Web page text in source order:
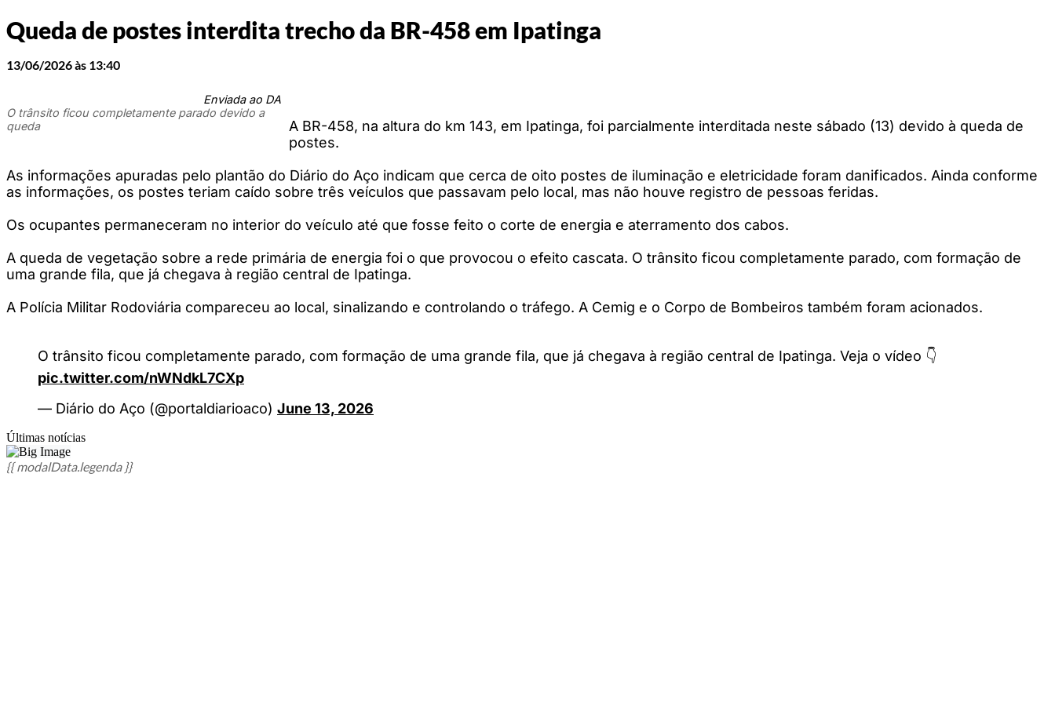
Queda de postes interdita trecho da BR-458 em Ipatinga
13/06/2026 às 13:40
Enviada ao DA
O trânsito ficou completamente parado devido a
queda
A BR-458, na altura do km 143, em Ipatinga, foi parcialmente interditada neste sábado (13) devido à queda de
postes.
As informações apuradas pelo plantão do Diário do Aço indicam que cerca de oito postes de iluminação e eletricidade foram danificados. Ainda conforme
as informações, os postes teriam caído sobre três veículos que passavam pelo local, mas não houve registro de pessoas feridas.
Os ocupantes permaneceram no interior do veículo até que fosse feito o corte de energia e aterramento dos cabos.
A queda de vegetação sobre a rede primária de energia foi o que provocou o efeito cascata. O trânsito ficou completamente parado, com formação de
uma grande fila, que já chegava à região central de Ipatinga.
A Polícia Militar Rodoviária compareceu ao local, sinalizando e controlando o tráfego. A Cemig e o Corpo de Bombeiros também foram acionados.
O trânsito ficou completamente parado, com formação de uma grande fila, que já chegava à região central de Ipatinga. Veja o vídeo 👇
pic.twitter.com/nWNdkL7CXp
— Diário do Aço (@portaldiarioaco) June 13, 2026
Últimas notícias
{{ modalData.legenda }}